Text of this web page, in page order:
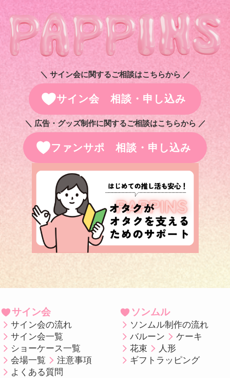
＼ サイン会に関するご相談はこちらから ／
サイン会 相談・申し込み
＼ 広告・グッズ制作に関するご相談はこちらから ／
ファンサポ 相談・申し込み
サイン会
サイン会の流れ
サイン会一覧
ショーケース一覧
会場一覧
注意事項
よくある質問
ソンムル
ソンムル制作の流れ
バルーン
ケーキ
花束
人形
ギフトラッピング